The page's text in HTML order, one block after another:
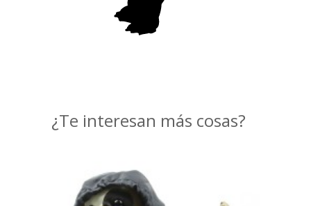
¿Te interesan más cosas?